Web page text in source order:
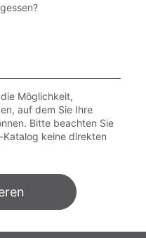
Möglichkeit,
auf dem Sie Ihre
Bitte beachten Sie
Katalog keine direkten